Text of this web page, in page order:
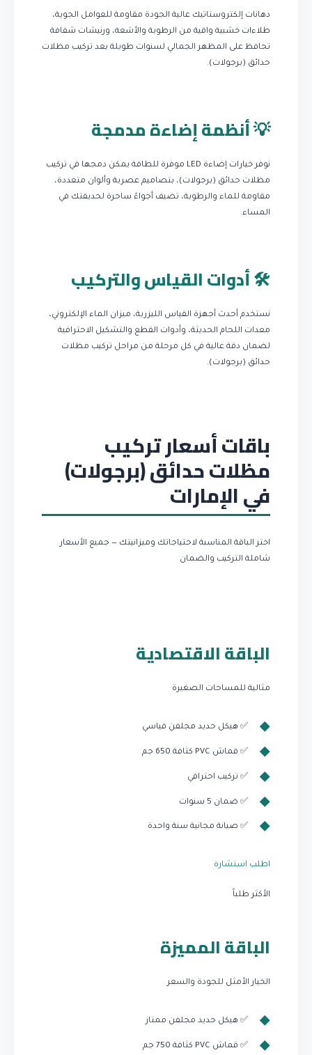
دهانات إلكتروستاتيك عالية الجودة مقاومة للعوامل الجوية،
طلاءات خشبية واقية من الرطوبة والأشعة، ورنيشات شفافة
تحافظ على المظهر الجمالي لسنوات طويلة بعد تركيب مظلات
حدائق (برجولات).
💡 أنظمة إضاءة مدمجة
نوفر خيارات إضاءة LED موفرة للطاقة يمكن دمجها في تركيب
مظلات حدائق (برجولات)، بتصاميم عصرية وألوان متعددة،
مقاومة للماء والرطوبة، تضيف أجواءً ساحرة لحديقتك في
المساء.
🛠️ أدوات القياس والتركيب
نستخدم أحدث أجهزة القياس الليزرية، ميزان الماء الإلكتروني،
معدات اللحام الحديثة، وأدوات القطع والتشكيل الاحترافية
لضمان دقة عالية في كل مرحلة من مراحل تركيب مظلات
حدائق (برجولات).
باقات أسعار تركيب
مظلات حدائق (برجولات)
في الإمارات
اختر الباقة المناسبة لاحتياجاتك وميزانيتك — جميع الأسعار
شاملة التركيب والضمان
الباقة الاقتصادية
مثالية للمساحات الصغيرة
✅ هيكل حديد مجلفن قياسي
✅ قماش PVC كثافة 650 جم
✅ تركيب احترافي
✅ ضمان 5 سنوات
✅ صيانة مجانية سنة واحدة
اطلب استشارة
الأكثر طلباً
الباقة المميزة
الخيار الأمثل للجودة والسعر
✅ هيكل حديد مجلفن ممتاز
✅ قماش PVC كثافة 750 جم